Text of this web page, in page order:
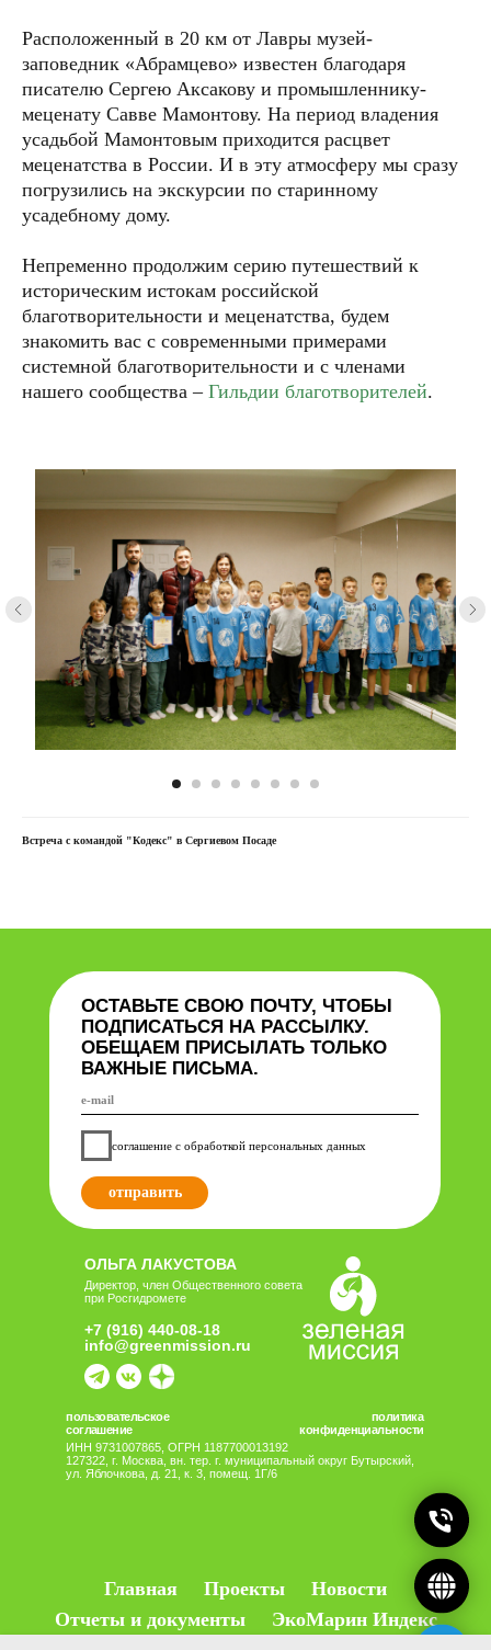
Расположенный в 20 км от Лавры музей-
заповедник «Абрамцево» известен благодаря
писателю Сергею Аксакову и промышленнику-
меценату Савве Мамонтову. На период владения
усадьбой Мамонтовым приходится расцвет
меценатства в России. И в эту атмосферу мы сразу
погрузились на экскурсии по старинному
усадебному дому.
Непременно продолжим серию путешествий к
историческим истокам российской
благотворительности и меценатства, будем
знакомить вас с современными примерами
системной благотворительности и с членами
нашего сообщества – Гильдии благотворителей.
Встреча с командой "Кодекс" в Сергиевом Посаде
Директор, член Общественного совета
127322, г. Москва, вн. тер. г. муниципальный округ Бутырский,
ул. Яблочкова, д. 21, к. 3, помещ. 1Г/6
конфиденциальности
пользовательское
соглашение
ОСТАВЬТЕ СВОЮ ПОЧТУ, ЧТОБЫ
ПОДПИСАТЬСЯ НА РАССЫЛКУ.
ОБЕЩАЕМ ПРИСЫЛАТЬ ТОЛЬКО
ВАЖНЫЕ ПИСЬМА.
соглашение с обработкой персональных данных
+7 (916) 440-08-18
Главная Проекты
Новости
Отчеты и документы
ЭкоМарин Индекс